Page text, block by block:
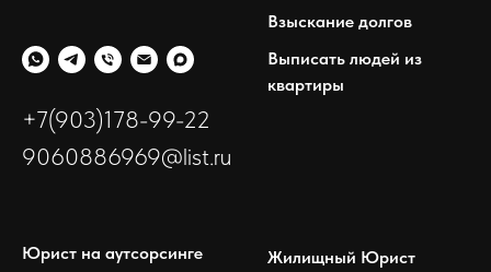
+7(903)178-99-22
9060886969@list.ru
Взыскание долгов
Выписать людей из
квартиры
Юрист на аутсорсинге
Жилищный Юрист